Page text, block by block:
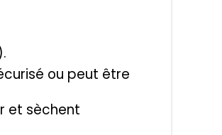
ou peut être
et sèchent